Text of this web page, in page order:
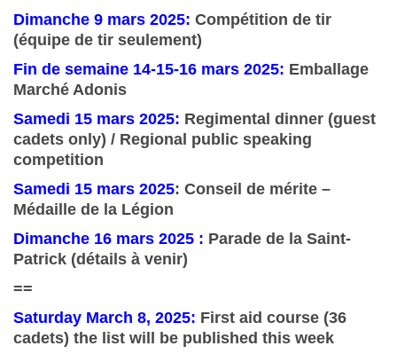
Dimanche 9 mars 2025: Compétition de tir
(équipe de tir seulement)
Fin de semaine 14-15-16 mars 2025: Emballage
Marché Adonis
Samedi 15 mars 2025: Regimental dinner (guest
cadets only) / Regional public speaking
competition
Samedi 15 mars 2025: Conseil de mérite –
Médaille de la Légion
Dimanche 16 mars 2025 : Parade de la Saint-
Patrick (détails à venir)
==
Saturday March 8, 2025: First aid course (36
cadets) the list will be published this week